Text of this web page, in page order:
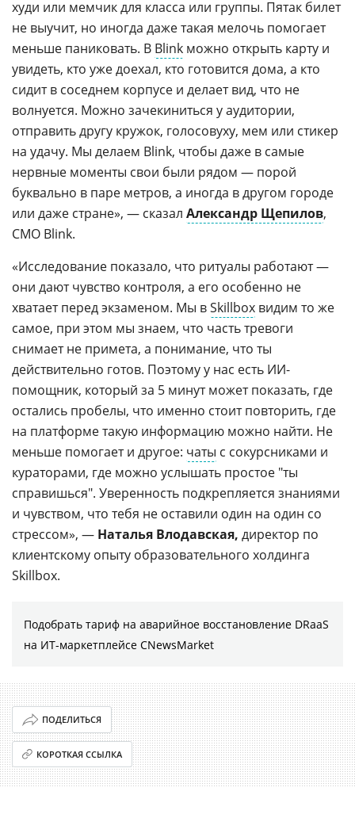
худи или мемчик для класса или группы. Пятак билет
не выучит, но иногда даже такая мелочь помогает
меньше паниковать. В Blink можно открыть карту и
увидеть, кто уже доехал, кто готовится дома, а кто
сидит в соседнем корпусе и делает вид, что не
волнуется. Можно зачекиниться у аудитории,
отправить другу кружок, голосовуху, мем или стикер
на удачу. Мы делаем Blink, чтобы даже в самые
нервные моменты свои были рядом — порой
буквально в паре метров, а иногда в другом городе
или даже стране», — сказал Александр Щепилов,
CMO Blink.
«Исследование показало, что ритуалы работают —
они дают чувство контроля, а его особенно не
хватает перед экзаменом. Мы вSkillbox видим то же
самое, при этом мы знаем, что часть тревоги
снимает не примета, а понимание, что ты
действительно готов. Поэтому у нас есть ИИ-
помощник, который за 5 минут может показать, где
остались пробелы, что именно стоит повторить, где
на платформе такую информацию можно найти. Не
меньше помогает и другое: чаты с сокурсниками и
кураторами, где можно услышать простое "ты
справишься". Уверенность подкрепляется знаниями
и чувством, что тебя не оставили один на один со
стрессом», — Наталья Влодавская, директор по
клиентскому опыту образовательного холдинга
Skillbox.
Подобрать тариф на аварийное восстановление DRaaS
на ИТ-маркетплейсе CNewsMarket
ПОДЕЛИТЬСЯ
КОРОТКАЯ ССЫЛКА